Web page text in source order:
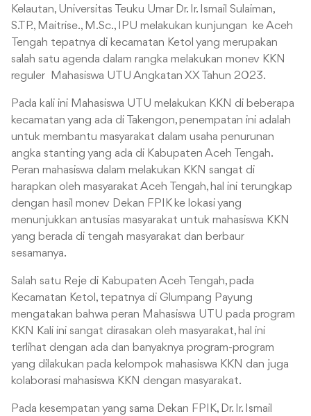
Kelautan, Universitas Teuku Umar Dr. Ir. Ismail Sulaiman,
S.TP., Maitrise., M.Sc., IPU melakukan kunjungan ke Aceh
Tengah tepatnya di kecamatan Ketol yang merupakan
salah satu agenda dalam rangka melakukan monev KKN
reguler Mahasiswa UTU Angkatan XX Tahun 2023.
Pada kali ini Mahasiswa UTU melakukan KKN di beberapa
kecamatan yang ada di Takengon, penempatan ini adalah
untuk membantu masyarakat dalam usaha penurunan
angka stanting yang ada di Kabupaten Aceh Tengah.
Peran mahasiswa dalam melakukan KKN sangat di
harapkan oleh masyarakat Aceh Tengah, hal ini terungkap
dengan hasil monev Dekan FPIK ke lokasi yang
menunjukkan antusias masyarakat untuk mahasiswa KKN
yang berada di tengah masyarakat dan berbaur
sesamanya.
Salah satu Reje di Kabupaten Aceh Tengah, pada
Kecamatan Ketol, tepatnya di Glumpang Payung
mengatakan bahwa peran Mahasiswa UTU pada program
KKN Kali ini sangat dirasakan oleh masyarakat, hal ini
terlihat dengan ada dan banyaknya program-program
yang dilakukan pada kelompok mahasiswa KKN dan juga
kolaborasi mahasiswa KKN dengan masyarakat.
Pada kesempatan yang sama Dekan FPIK, Dr. Ir. Ismail